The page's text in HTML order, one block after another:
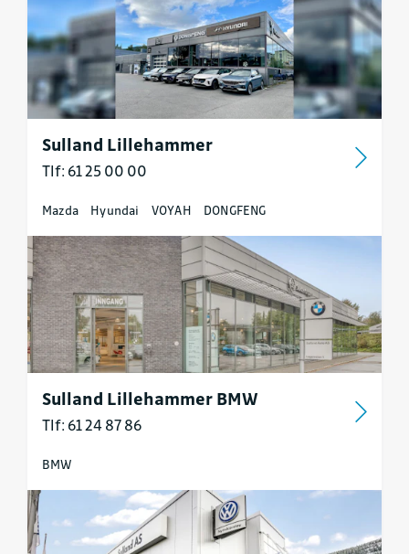
Sulland Lillehammer
Tlf: 61 25 00 00
Mazda Hyundai VOYAH DONGFENG
Sulland Lillehammer BMW
Tlf: 61 24 87 86
BMW